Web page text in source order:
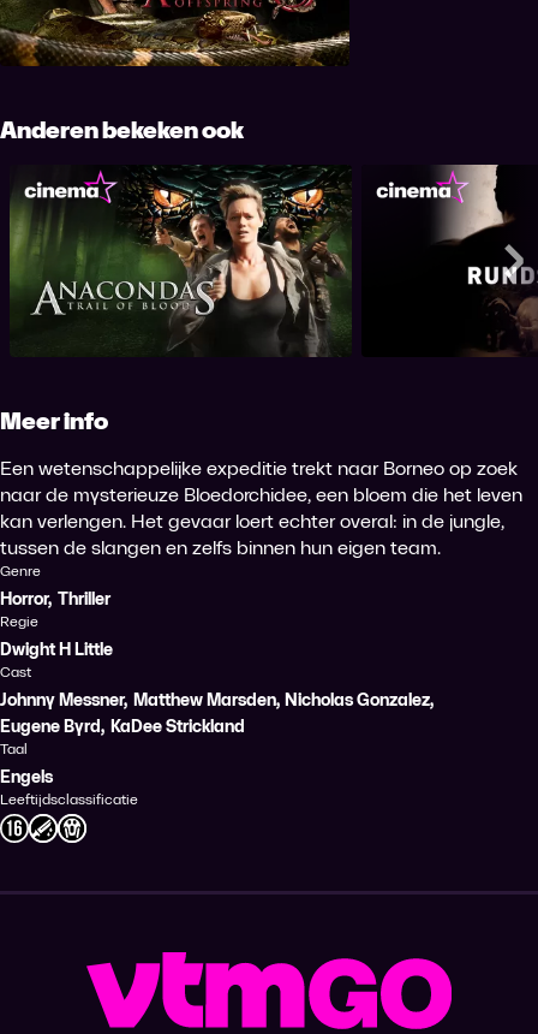
Anderen bekeken ook
Anacondas: Trail of Blood
Meer info
Een wetenschappelijke expeditie trekt naar Borneo op zoek
naar de mysterieuze Bloedorchidee, een bloem die het leven
kan verlengen. Het gevaar loert echter overal: in de jungle,
tussen de slangen en zelfs binnen hun eigen team.
Genre
Horror, Thriller
Regie
Dwight H Little
Cast
Johnny Messner, Matthew Marsden, Nicholas Gonzalez,
Eugene Byrd, KaDee Strickland
Taal
Engels
Leeftijdsclassificatie